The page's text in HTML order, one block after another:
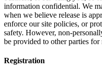
information confidential. We
when we believe release is
enforce our site policies, or
safety. However, non-
be provided to other parties
Registration